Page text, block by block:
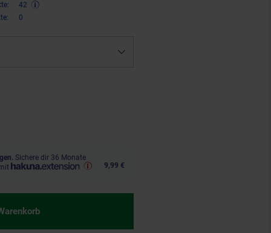
42
0
Sichere dir 36 Monate
9,99 €